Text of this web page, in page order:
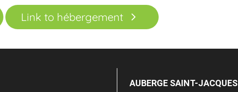
Link to hébergement
AUBERGE SAINT-JACQUES